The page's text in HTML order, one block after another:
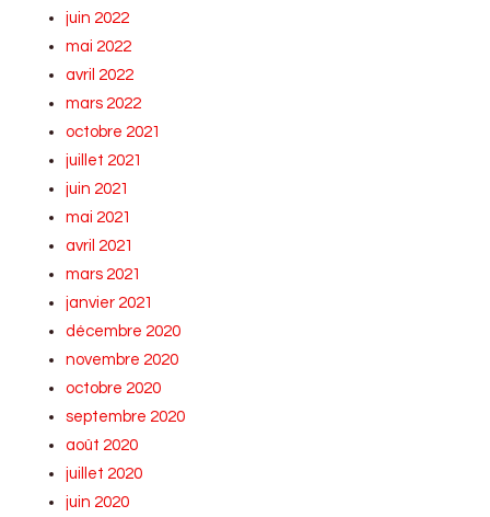
juin 2022
mai 2022
avril 2022
mars 2022
octobre 2021
juillet 2021
juin 2021
mai 2021
avril 2021
mars 2021
janvier 2021
décembre 2020
novembre 2020
octobre 2020
septembre 2020
août 2020
juillet 2020
juin 2020